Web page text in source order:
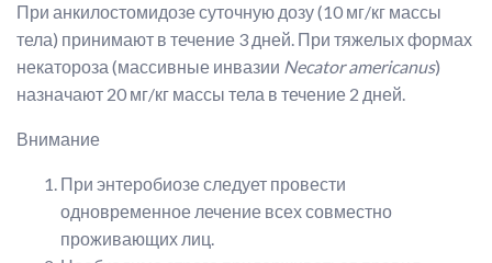
При анкилостомидозе суточную дозу (10 мг/кг массы
тела) принимают в течение 3 дней. При тяжелых формах
некатороза (массивные инвазии Necator americanus)
назначают 20 мг/кг массы тела в течение 2 дней.
Внимание
При энтеробиозе следует провести
одновременное лечение всех совместно
проживающих лиц.